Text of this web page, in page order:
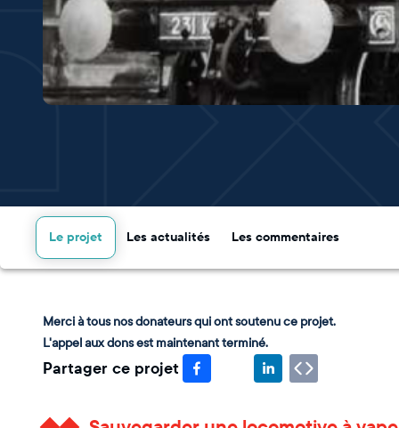
Le projet Les actualités Les commentaires
Merci à tous nos donateurs qui ont soutenu ce projet.
L'appel aux dons est maintenant terminé.
Partager ce projet